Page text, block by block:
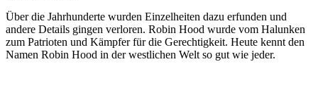
Über die Jahrhunderte wurden Einzelheiten dazu erfunden und
andere Details gingen verloren. Robin Hood wurde vom Halunken
zum Patrioten und Kämpfer für die Gerechtigkeit. Heute kennt den
Namen Robin Hood in der westlichen Welt so gut wie jeder.